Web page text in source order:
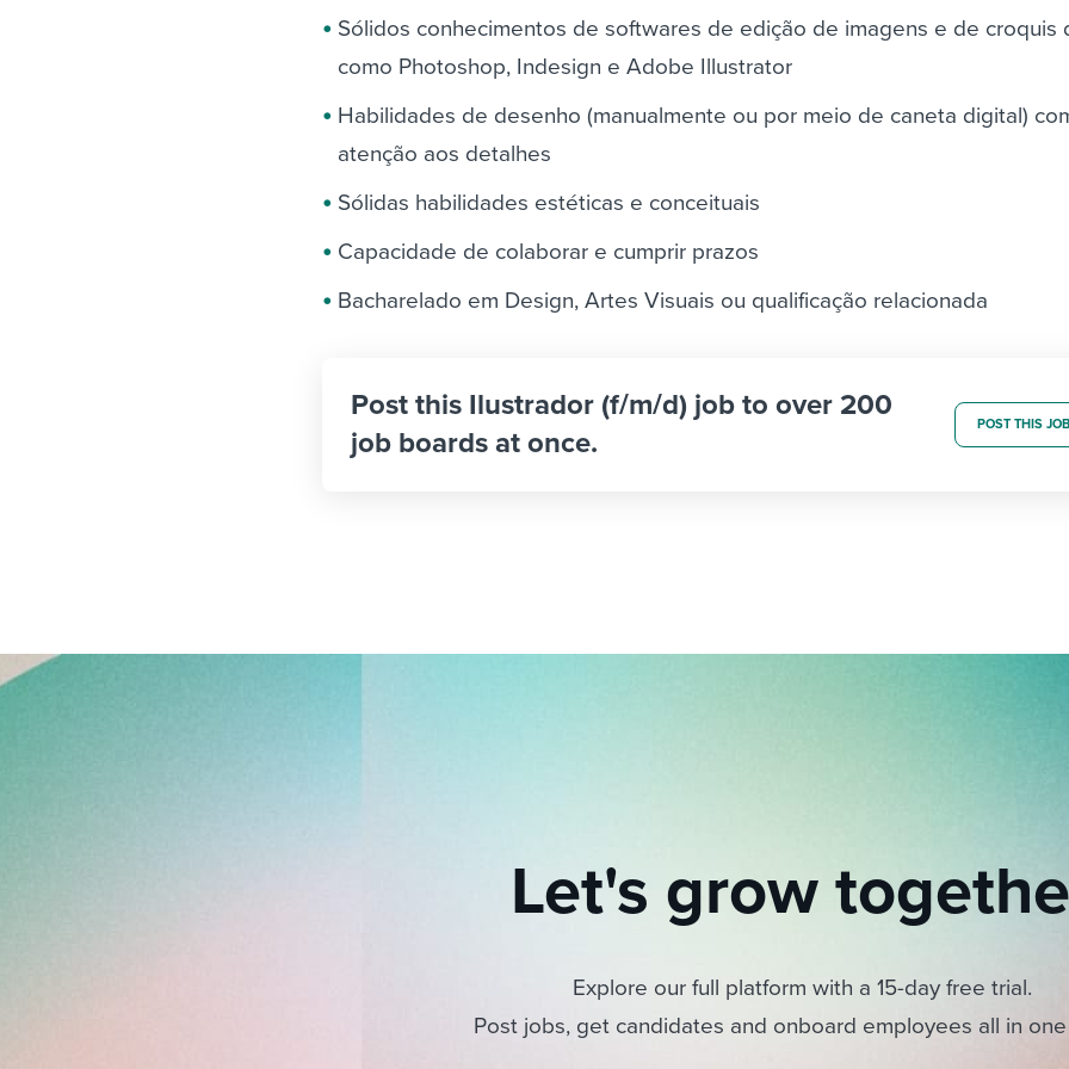
Sólidos conhecimentos de softwares de edição de imagens e de croquis
como Photoshop, Indesign e Adobe Illustrator
Habilidades de desenho (manualmente ou por meio de caneta digital)
atenção aos detalhes
Sólidas habilidades estéticas e conceituais
Capacidade de colaborar e cumprir prazos
Bacharelado em Design, Artes Visuais ou qualificação relacionada
Post this Ilustrador (f/m/d) job to over 200
job boards at once.
POST THIS
Let's grow
Explore our full platform with a 15-day free trial.
Post jobs, get candidates and onboard employees all in